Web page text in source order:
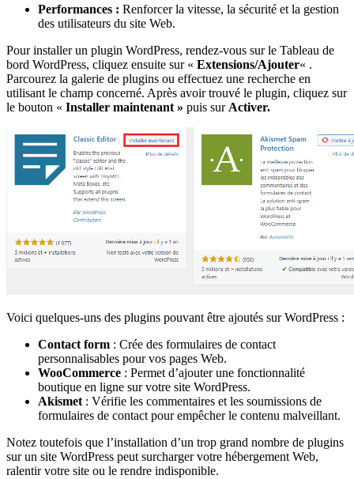
Performances : Renforcer la vitesse, la sécurité et la gestion
des utilisateurs du site Web.
Pour installer un plugin WordPress, rendez-vous sur le Tableau de
bord WordPress, cliquez ensuite sur « Extensions/Ajouter« .
Parcourez la galerie de plugins ou effectuez une recherche en
utilisant le champ concerné. Après avoir trouvé le plugin, cliquez sur
le bouton « Installer maintenant » puis sur Activer.
Voici quelques-uns des plugins pouvant être ajoutés sur WordPress :
Contact form : Crée des formulaires de contact
personnalisables pour vos pages Web.
WooCommerce : Permet d’ajouter une fonctionnalité
boutique en ligne sur votre site WordPress.
Akismet : Vérifie les commentaires et les soumissions de
formulaires de contact pour empêcher le contenu malveillant.
Notez toutefois que l’installation d’un trop grand nombre de plugins
sur un site WordPress peut surcharger votre hébergement Web,
ralentir votre site ou le rendre indisponible.